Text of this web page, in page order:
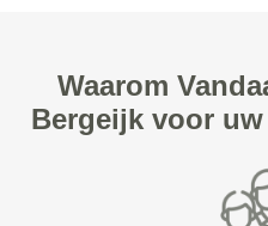
Waarom
Bergeijk voor